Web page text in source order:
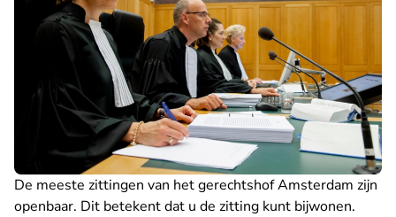
De meeste zittingen van het gerechtshof Amsterdam zijn
openbaar. Dit betekent dat u de zitting kunt bijwonen.